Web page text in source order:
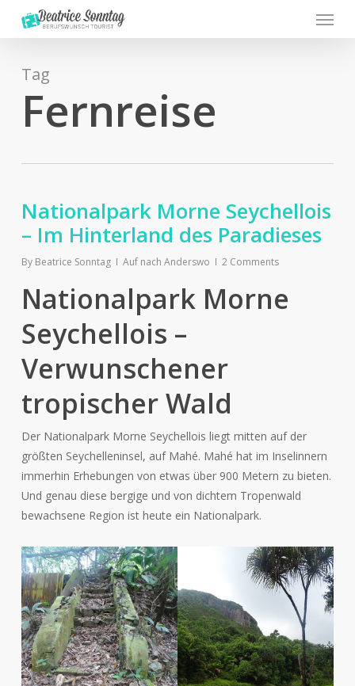
content
Menu
Tag
Fernreise
Nationalpark Morne Seychellois
– Im Hinterland des Paradieses
By Beatrice Sonntag Auf nach Anderswo 2 Comments
Nationalpark Morne
Seychellois –
Verwunschener
tropischer Wald
Der Nationalpark Morne Seychellois liegt mitten auf der
größten Seychelleninsel, auf Mahé. Mahé hat im Inselinnern
immerhin Erhebungen von etwas über 900 Metern zu bieten.
Und genau diese bergige und von dichtem Tropenwald
bewachsene Region ist heute ein Nationalpark.